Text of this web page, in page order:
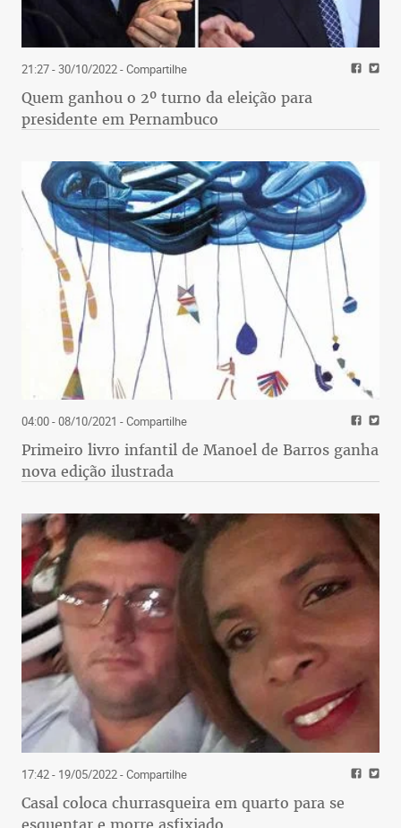
21:27 - 30/10/2022- Compartilhe
Quem ganhou o 2º turno da eleição para
presidente em Pernambuco
04:00 - 08/10/2021 - Compartilhe
Primeiro livro infantil de Manoel de Barros ganha
nova edição ilustrada
17:42 - 19/05/2022- Compartilhe
Casal coloca churrasqueira em quarto para se